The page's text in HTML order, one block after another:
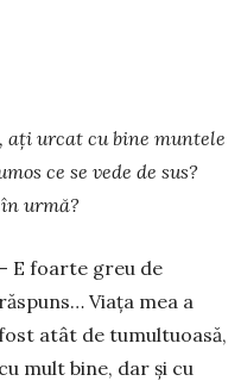
aţi urcat cu bine muntele
ce se vede de sus?
urmă?
– E foarte greu de
răspuns… Viaţa mea a
atât de tumultuoasă,
cu mult bine, dar şi cu